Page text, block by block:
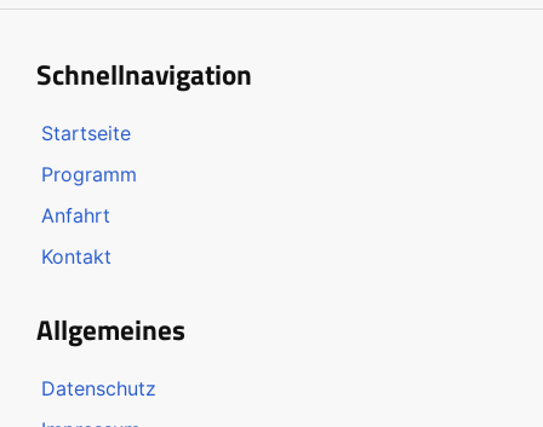
Schnellnavigation
Startseite
Programm
Anfahrt
Kontakt
Allgemeines
Datenschutz